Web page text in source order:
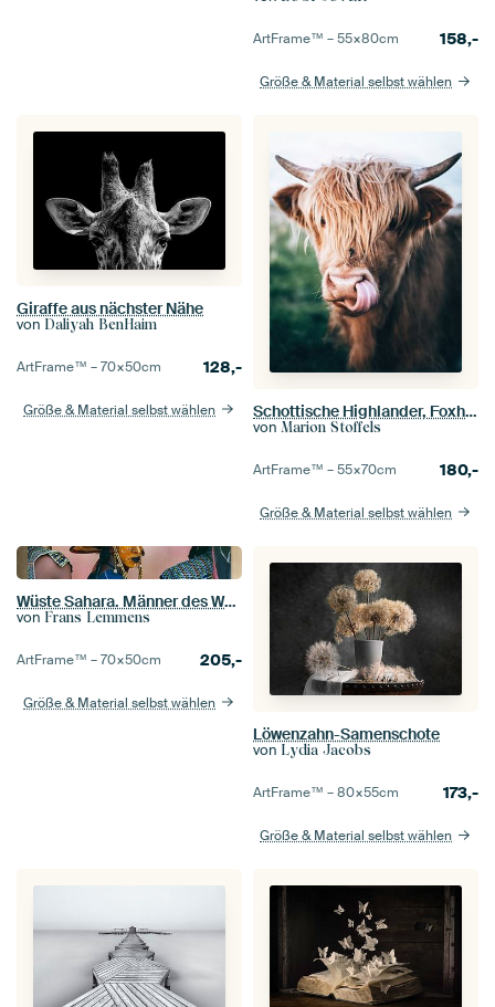
ArtFrame™ –55×80cm 158,-
Größe & Material selbst wählen
Giraffe aus nächster Nähe
von Daliyah BenHaim
ArtFrame™ –70×50cm 128,-
Größe & Material selbst wählen Schottische Highlander, Foxholstermeer, Groningen, Niederlande
von Marion Stoffels
ArtFrame™ –55×70cm 180,-
Größe & Material selbst wählen
Wüste Sahara. Männer des Wodaabe-Stammes beim Geerewol-Festival versöhnt.
von Frans Lemmens
ArtFrame™ –70×50cm 205,-
Größe & Material selbst wählen
Löwenzahn-Samenschote
von Lydia Jacobs
ArtFrame™ –80×55cm 173,-
Größe & Material selbst wählen